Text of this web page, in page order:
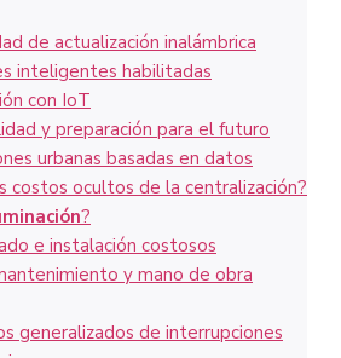
de actualización inalámbrica
inteligentes habilitadas
con IoT
y preparación para el futuro
urbanas basadas en datos
costos ocultos de la centralización?
?
e instalación costosos
y mano de obra
generalizados de interrupciones